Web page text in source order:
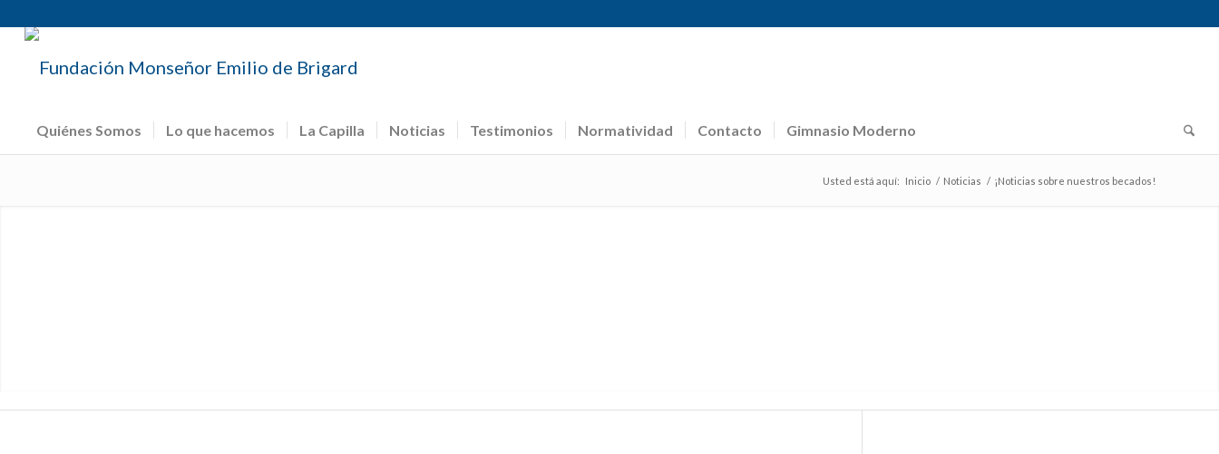
Quiénes Somos Lo que hacemos La Capilla Noticias Testimonios Normatividad Contacto Gimnasio Moderno
Usted está aquí: Inicio / Noticias / ¡Noticias sobre nuestros becados!